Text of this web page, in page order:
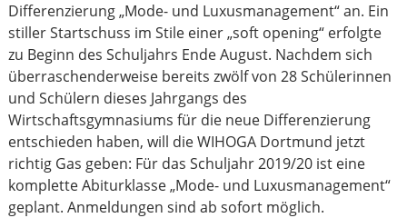
Differenzierung „Mode- und Luxusmanagement“ an. Ein
stiller Startschuss im Stile einer „soft opening“ erfolgte
zu Beginn des Schuljahrs Ende August. Nachdem sich
überraschenderweise bereits zwölf von 28 Schülerinnen
und Schülern dieses Jahrgangs des
Wirtschaftsgymnasiums für die neue Differenzierung
entschieden haben, will die WIHOGA Dortmund jetzt
richtig Gas geben: Für das Schuljahr 2019/20 ist eine
komplette Abiturklasse „Mode- und Luxusmanagement“
geplant. Anmeldungen sind ab sofort möglich.